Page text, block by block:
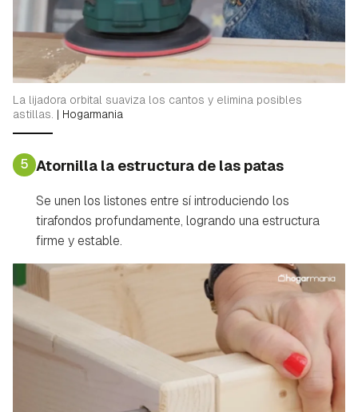
La lijadora orbital suaviza los cantos y elimina posibles
astillas. | Hogarmania
5 Atornilla la estructura de las patas
Se unen los listones entre sí introduciendo los
tirafondos profundamente, logrando una estructura
firme y estable.